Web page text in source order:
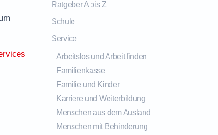
Ratgeber A bis Z
Schule
Service
Arbeitslos und Arbeit finden
Familienkasse
Familie und Kinder
Karriere und Weiterbildung
Menschen aus dem Ausland
Menschen mit Behinderung